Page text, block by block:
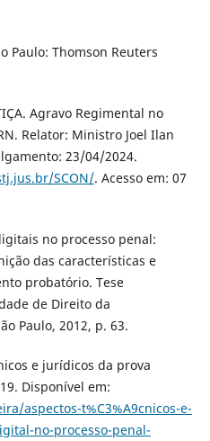
Paulo: Thomson Reuters
Agravo Regimental no
Relator: Ministro Joel Ilan
23/04/2024.
SCON/. Acesso em: 07
no processo penal:
das características e
probatório. Tese
de Direito da
Paulo, 2012, p. 63.
e jurídicos da prova
Disponível em:
aspectos-t%C3%A9cnicos-e-
no-processo-penal-